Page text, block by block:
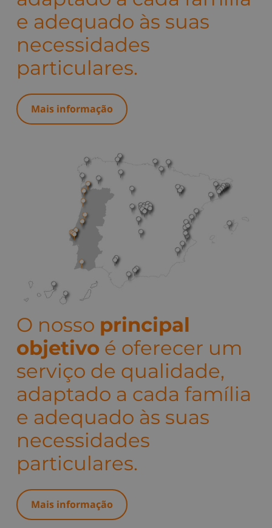
e adequado às suas
necessidades
particulares.
Mais informação
O nosso principal
objetivo é oferecer um
serviço de qualidade,
adaptado a cada família
e adequado às suas
necessidades
particulares.
Mais informação